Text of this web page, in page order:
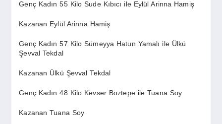
Genç Kadın 55 Kilo Sude Kıbıcı ile Eylül Arinna Hamiş
Kazanan Eylül Arinna Hamiş
Genç Kadın 57 Kilo Sümeyya Hatun Yamalı ile Ülkü
Şevval Tekdal
Kazanan Ülkü Şevval Tekdal
Genç Kadın 48 Kilo Kevser Boztepe ile Tuana Soy
Kazanan Tuana Soy